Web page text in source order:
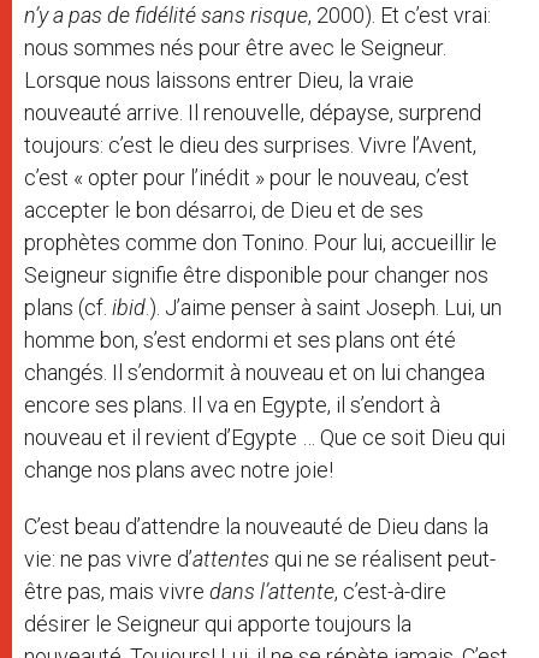
n’y a pas de fidélité sans risque, 2000). Et c’est vrai:
nous sommes nés pour être avec le Seigneur.
Lorsque nous laissons entrer Dieu, la vraie
nouveauté arrive. Il renouvelle, dépayse, surprend
toujours: c’est le dieu des surprises. Vivre l’Avent,
c’est « opter pour l’inédit » pour le nouveau, c’est
accepter le bon désarroi, de Dieu et de ses
prophètes comme don Tonino. Pour lui, accueillir le
Seigneur signifie être disponible pour changer nos
plans (cf. ibid.). J’aime penser à saint Joseph. Lui, un
homme bon, s’est endormi et ses plans ont été
changés. Il s’endormit à nouveau et on lui changea
encore ses plans. Il va en Egypte, il s’endort à
nouveau et il revient d’Egypte … Que ce soit Dieu qui
change nos plans avec notre joie!
C’est beau d’attendre la nouveauté de Dieu dans la
vie: ne pas vivre d’attentes qui ne se réalisent peut-
être pas, mais vivre dans l’attente, c’est-à-dire
désirer le Seigneur qui apporte toujours la